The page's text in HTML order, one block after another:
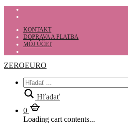
KONTAKT
DOPRAVA A PLATBA
MÔJ ÚČET
ZEROEURO
Hľadať
0
Loading cart contents...